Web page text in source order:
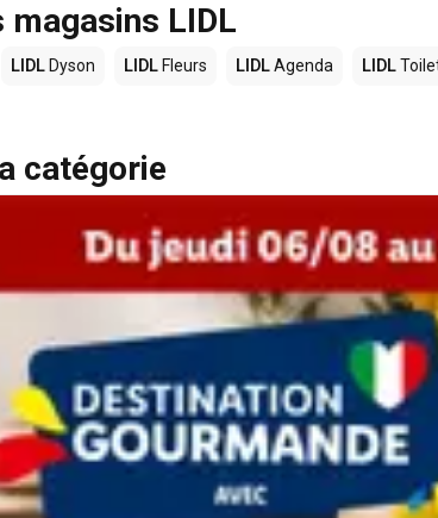
magasins LIDL
LIDL Dyson LIDL Fleurs LIDLAgenda LIDL
catégorie